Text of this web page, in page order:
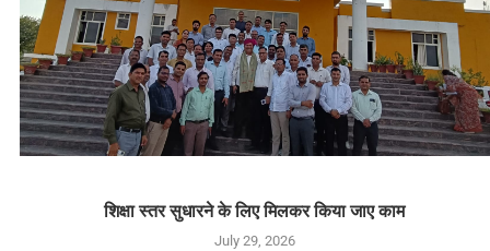
शिक्षा स्तर सुधारने के लिए मिलकर किया जाए काम
July 29, 2026